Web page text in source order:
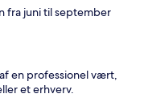
fra juni til september
en professionel vært,
et erhverv.